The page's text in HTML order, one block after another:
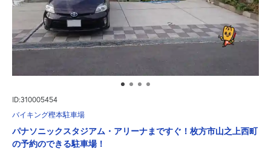
ID:310005454
バイキング樫本駐車場
パナソニックスタジアム・アリーナまですぐ！枚方市山之上西町
の予約のできる駐車場！